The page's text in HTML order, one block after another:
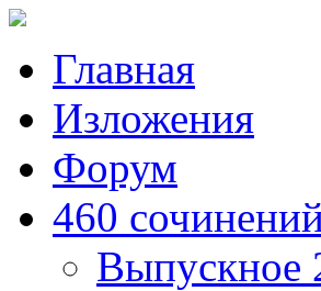
Главная
Изложения
Форум
460
Выпускное